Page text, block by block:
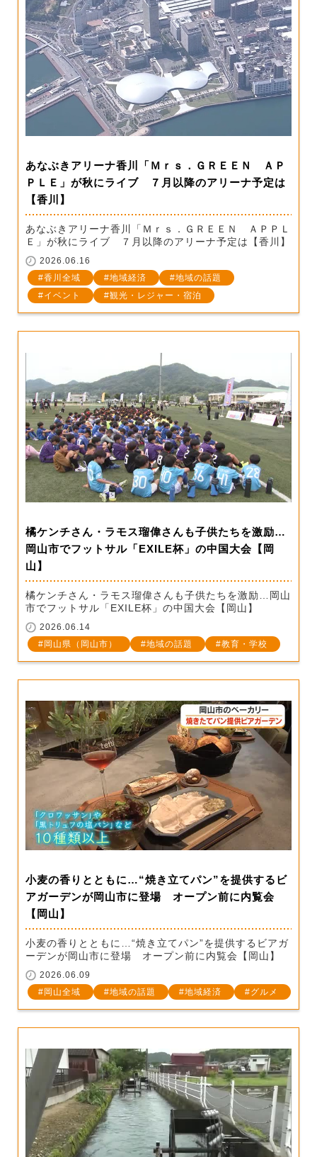
あなぶきアリーナ香川「Ｍｒｓ．ＧＲＥＥＮ ＡＰ
ＰＬＥ」が秋にライブ ７月以降のアリーナ予定は
【香川】
あなぶきアリーナ香川「Ｍｒｓ．ＧＲＥＥＮ ＡＰＰＬ
Ｅ」が秋にライブ ７月以降のアリーナ予定は【香川】
2026.06.16
香川全域
地域経済
地域の話題
イベント
観光・レジャー・宿泊
橘ケンチさん・ラモス瑠偉さんも子供たちを激励…
岡山市でフットサル「EXILE杯」の中国大会【岡
山】
橘ケンチさん・ラモス瑠偉さんも子供たちを激励…岡山
市でフットサル「EXILE杯」の中国大会【岡山】
2026.06.14
岡山県（岡山市）
地域の話題 教育・学校
小麦の香りとともに…“焼き立てパン”を提供するビ
アガーデンが岡山市に登場 オープン前に内覧会
【岡山】
小麦の香りとともに…“焼き立てパン”を提供するビアガ
ーデンが岡山市に登場 オープン前に内覧会【岡山】
2026.06.09
岡山全域
地域の話題 地域経済 グルメ